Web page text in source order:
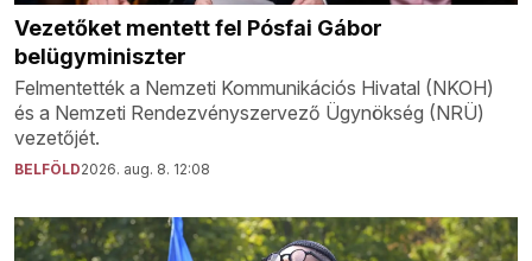
Vezetőket mentett fel Pósfai Gábor
belügyminiszter
Felmentették a Nemzeti Kommunikációs Hivatal (NKOH)
és a Nemzeti Rendezvényszervező Ügynökség (NRÜ)
vezetőjét.
BELFÖLD2026. aug. 8. 12:08